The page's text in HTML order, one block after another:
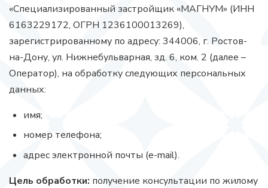
«Специализированный застройщик «МАГНУМ» (ИНН
6163229172, ОГРН 1236100013269),
зарегистрированному по адресу: 344006, г. Ростов-
на-Дону, ул. Нижнебульварная, зд. 6, ком. 2 (далее –
Оператор), на обработку следующих персональных
данных:
имя;
номер телефона;
адрес электронной почты (e-mail).
Цель обработки: получение консультации по жилому